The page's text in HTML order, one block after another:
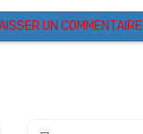
UN COMMENTAIRE